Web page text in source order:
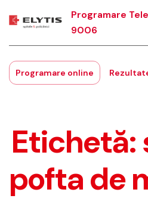
Programare
9006
Programare online
Etichetă:
pofta de